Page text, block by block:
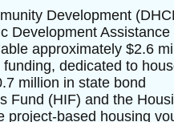
Development
Development Assistance
approximately $2.6
dedicated to
million in state bond
Fund (HIF) and the
project-based housing